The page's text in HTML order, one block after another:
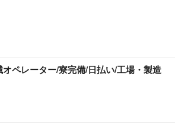
ペレーター/寮完備/日払い/工場・製造